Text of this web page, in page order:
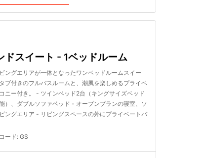
ドスイート - 1ベッドルーム
ングエリアが一体となったワンベッドルームスイー
ブ付きのフルバスルームと、潮風を楽しめるプライベ
ニー付き。 - ツインベッド2台（キングサイズベッド
）、ダブルソファベッド - オープンプランの寝室、ソ
ングエリア - リビングスペースの外にプライベートバ
ード: GS